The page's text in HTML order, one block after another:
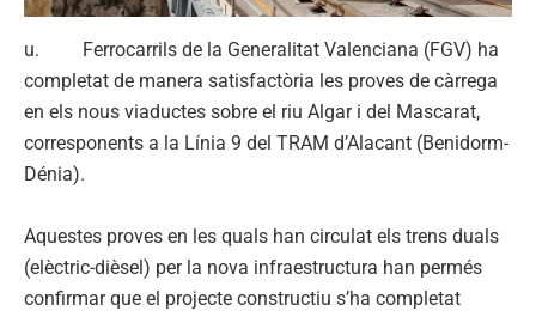
u. Ferrocarrils de la Generalitat Valenciana (FGV) ha
completat de manera satisfactòria les proves de càrrega
en els nous viaductes sobre el riu Algar i del Mascarat,
corresponents a la Línia 9 del TRAM d’Alacant (Benidorm-
Dénia).
Aquestes proves en les quals han circulat els trens duals
(elèctric-dièsel) per la nova infraestructura han permés
confirmar que el projecte constructiu s’ha completat